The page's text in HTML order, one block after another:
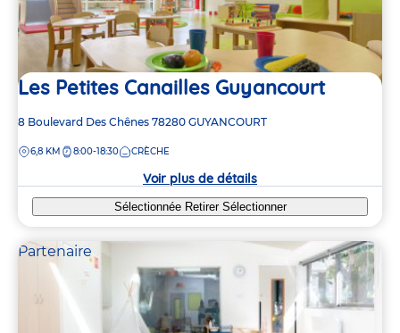
Les Petites Canailles Guyancourt
Adresse
la
8 Boulevard Des Chênes 78280 GUYANCOURT
DISTANCE
6,8 KM 8:00-18:30 CRÈCHE
Voir plus de détails
Sélectionnée Retirer Sélectionner
Partenaire